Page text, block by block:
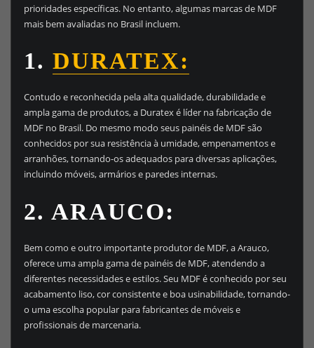
prioridades específicas. No entanto, algumas marcas de MDF
mais bem avaliadas no Brasil incluem.
1. DURATEX:
Contudo e reconhecida pela alta qualidade, durabilidade e
ampla gama de produtos, a Duratex é líder na fabricação de
MDF no Brasil. Do mesmo modo seus painéis de MDF são
conhecidos por sua resistência à umidade, empenamentos e
arranhões, tornando-os adequados para diversas aplicações,
incluindo móveis, armários e paredes internas.
2. ARAUCO:
Bem como e outro importante produtor de MDF, a Arauco,
oferece uma ampla gama de painéis de MDF, atendendo a
diferentes necessidades e estilos. Seu MDF é conhecido por seu
acabamento liso, cor consistente e boa usinabilidade, tornando-
o uma escolha popular para fabricantes de móveis e
profissionais de marcenaria.